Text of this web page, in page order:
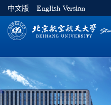
中文版 English Version